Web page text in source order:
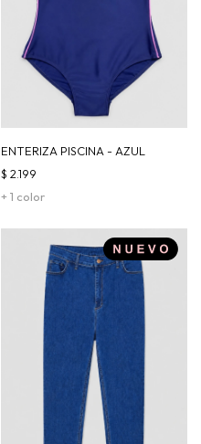
ENTERIZA PISCINA - AZUL
+ 1 color
$ 2.199